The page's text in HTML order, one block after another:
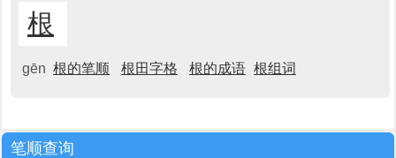
根
gēn 根的笔顺 根田字格 根的成语 根组词
笔顺查询